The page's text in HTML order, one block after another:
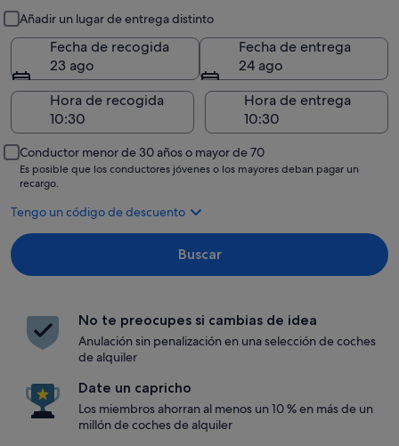
Añadir un lugar de entrega distinto
Fecha de recogida
23 ago
Fecha de entrega
24 ago
Hora de recogida
Hora de entrega
Conductor menor de 30 años o mayor de 70
Es posible que los conductores jóvenes o los mayores deban pagar un
recargo.
Tengo un código de descuento
Buscar
No te preocupes si cambias de idea
Anulación sin penalización en una selección de coches
de alquiler
Date un capricho
Los miembros ahorran al menos un 10 % en más de un
millón de coches de alquiler